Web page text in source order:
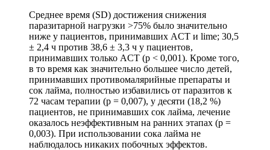
Среднее время (SD) достижения снижения
паразитарной нагрузки >75% было значительно
ниже у пациентов, принимавших ACT и lime; 30,5
± 2,4 ч против 38,6 ± 3,3 ч у пациентов,
принимавших только ACT (p < 0,001). Кроме того,
в то время как значительно большее число детей,
принимавших противомалярийные препараты и
сок лайма, полностью избавились от паразитов к
72 часам терапии (p = 0,007), у десяти (18,2 %)
пациентов, не принимавших сок лайма, лечение
оказалось неэффективным на ранних этапах (p =
0,003). При использовании сока лайма не
наблюдалось никаких побочных эффектов.